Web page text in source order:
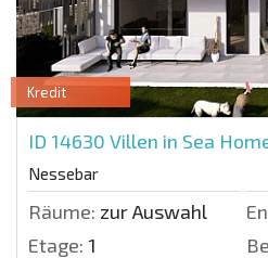
Kredit
ID 14630 Villen in Sea
Nessebar
Räume: zur Auswahl
Etage: 1